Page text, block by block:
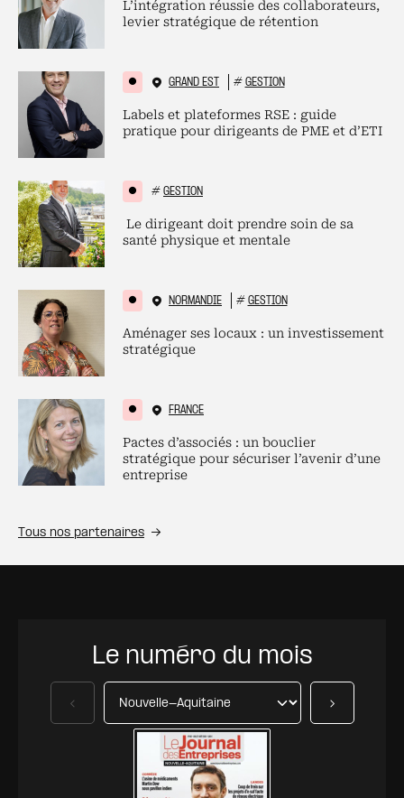
L’intégration réussie des collaborateurs,
levier stratégique de rétention
GRAND EST # GESTION
Labels et plateformes RSE : guide
pratique pour dirigeants de PME et d’ETI
# GESTION
Le dirigeant doit prendre soin de sa
santé physique et mentale
NORMANDIE # GESTION
Aménager ses locaux : un investissement
stratégique
FRANCE
Pactes d’associés : un bouclier
stratégique pour sécuriser l’avenir d’une
entreprise
Tous nos partenaires
Le numéro du mois
Précédent Suivant